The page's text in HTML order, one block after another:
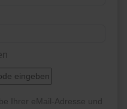
Ihrer eMail-Adresse und